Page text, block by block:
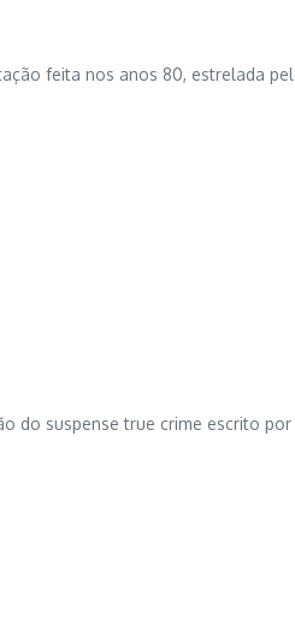
feita nos anos 80, estrelada
do suspense true crime escrito